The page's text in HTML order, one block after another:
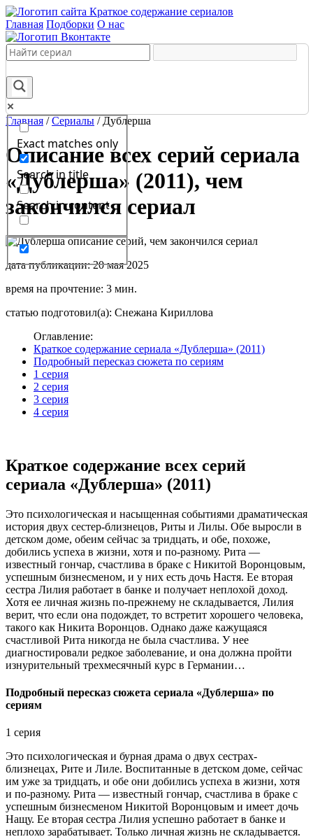
Краткое содержание сериалов
Главная Подборки О нас
Exact matches only
Search in title
Search in content
Главная /Сериалы / Дублерша
Описание всех серий сериала
«Дублерша» (2011), чем
закончился сериал
дата публикации: 20 мая 2025
время на прочтение: 3 мин.
статью подготовил(а): Снежана Кириллова
Оглавление:
Краткое содержание сериала «Дублерша» (2011)
Подробный пересказ сюжета по сериям
1 серия
2 серия
3 серия
4 серия
Краткое содержание всех серий
сериала «Дублерша» (2011)
Это психологическая и насыщенная событиями драматическая
история двух сестер-близнецов, Риты и Лилы. Обе выросли в
детском доме, обеим сейчас за тридцать, и обе, похоже,
добились успеха в жизни, хотя и по-разному. Рита —
известный гончар, счастлива в браке с Никитой Воронцовым,
успешным бизнесменом, и у них есть дочь Настя. Ее вторая
сестра Лилия работает в банке и получает неплохой доход.
Хотя ее личная жизнь по-прежнему не складывается, Лилия
верит, что если она подождет, то встретит хорошего человека,
такого как Никита Воронцов. Однако даже кажущаяся
счастливой Рита никогда не была счастлива. У нее
диагностировали редкое заболевание, и она должна пройти
изнурительный трехмесячный курс в Германии…
Подробный пересказ сюжета сериала «Дублерша» по
сериям
1 серия
Это психологическая и бурная драма о двух сестрах-
близнецах, Рите и Лиле. Воспитанные в детском доме, сейчас
им уже за тридцать, и обе они добились успеха в жизни, хотя
и по-разному. Рита — известный гончар, счастлива в браке с
успешным бизнесменом Никитой Воронцовым и имеет дочь
Нащу. Ее вторая сестра Лилия успешно работает в банке и
неплохо зарабатывает. Только личная жизнь не складывается.